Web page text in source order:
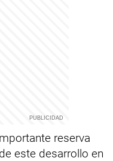
reserva
este desarrollo en